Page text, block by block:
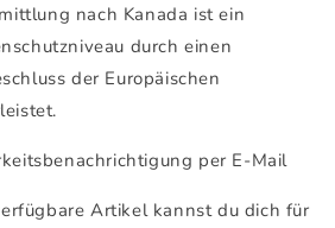
nach Kanada ist ein
durch einen
der Europäischen
per E-Mail
Artikel kannst du dich für